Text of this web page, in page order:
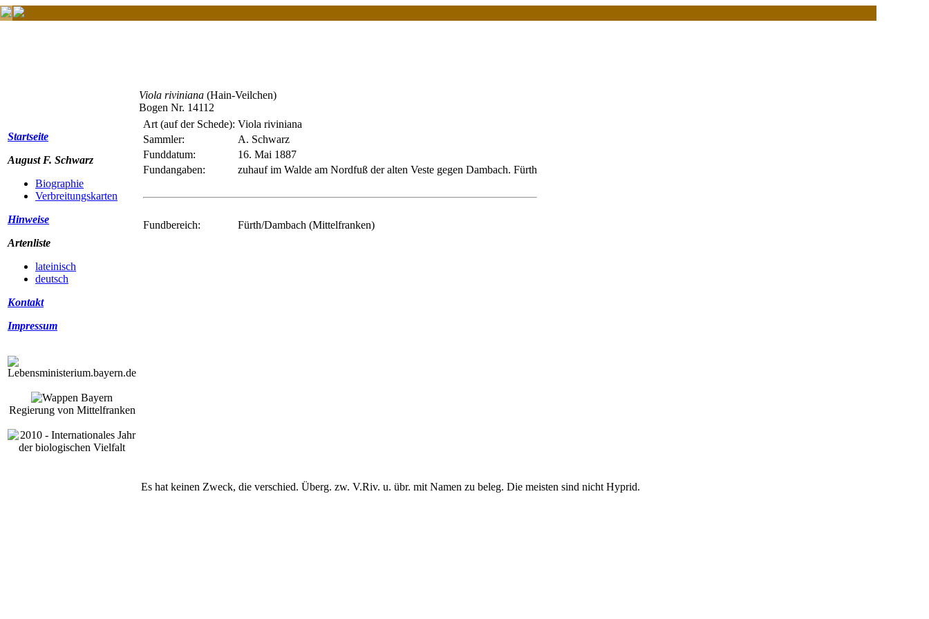
Startseite
August F. Schwarz
Biographie
Verbreitungskarten
Hinweise
Artenliste
lateinisch
deutsch
Kontakt
Impressum
Regierung von Mittelfranken
Viola riviniana (Hain-Veilchen)
Bogen Nr. 14112
Art (auf der Schede): Viola riviniana
Sammler:
A. Schwarz
Funddatum:
16. Mai 1887
Fundangaben:
zuhauf im Walde am Nordfuß der alten Veste gegen Dambach. Fürth
Fundbereich: Fürth/Dambach (Mittelfranken)
Es hat keinen Zweck, die verschied. Überg. zw. V.Riv. u. übr. mit Namen zu beleg. Die meisten sind nicht Hyprid.